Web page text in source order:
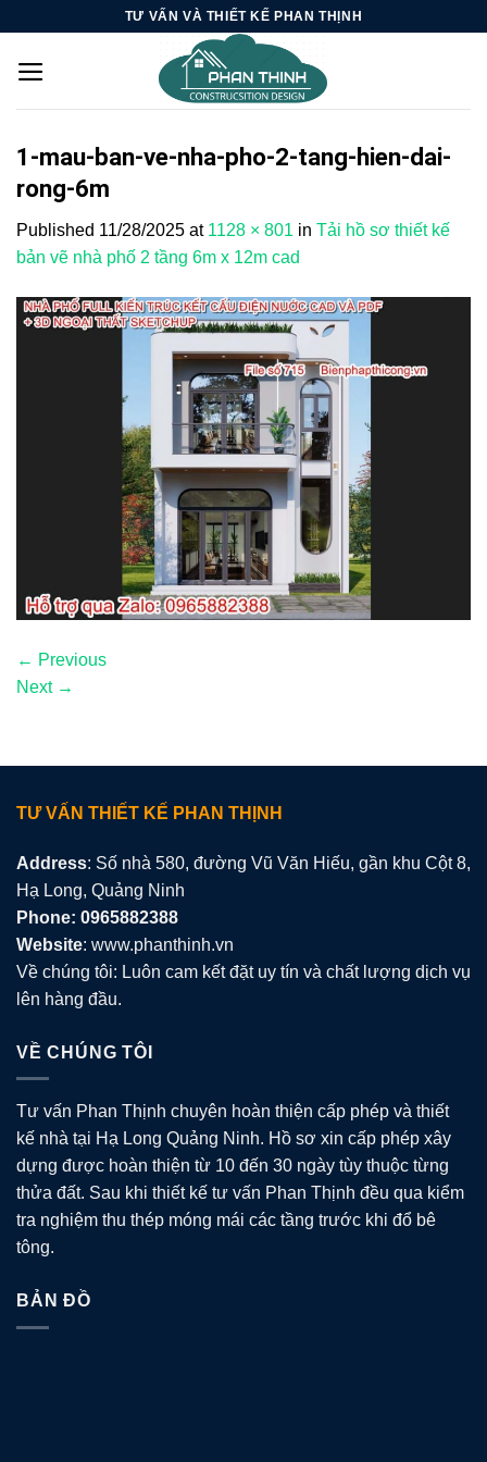
content
TƯ VẤN VÀ THIẾT KẾ PHAN THỊNH
1-mau-ban-ve-nha-pho-2-tang-hien-dai-
rong-6m
Published 11/28/2025 at 1128 × 801 in Tải hồ sơ thiết kế
bản vẽ nhà phố 2 tầng 6m x 12m cad
← Previous
Next →
TƯ VẤN THIẾT KẾ PHAN THỊNH
Address: Số nhà 580, đường Vũ Văn Hiếu, gần khu Cột 8,
Hạ Long, Quảng Ninh
Phone: 0965882388
Website: www.phanthinh.vn
Về chúng tôi: Luôn cam kết đặt uy tín và chất lượng dịch vụ
lên hàng đầu.
VỀ CHÚNG TÔI
Tư vấn Phan Thịnh chuyên hoàn thiện cấp phép và thiết
kế nhà tại Hạ Long Quảng Ninh. Hồ sơ xin cấp phép xây
dựng được hoàn thiện từ 10 đến 30 ngày tùy thuộc từng
thửa đất. Sau khi thiết kế tư vấn Phan Thịnh đều qua kiểm
tra nghiệm thu thép móng mái các tầng trước khi đổ bê
tông.
BẢN ĐỒ